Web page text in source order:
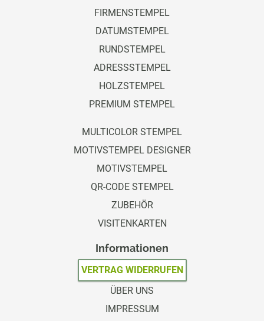
FIRMENSTEMPEL
DATUMSTEMPEL
RUNDSTEMPEL
ADRESSSTEMPEL
HOLZSTEMPEL
PREMIUM STEMPEL
MULTICOLOR STEMPEL
MOTIVSTEMPEL DESIGNER
MOTIVSTEMPEL
QR-CODE STEMPEL
ZUBEHÖR
VISITENKARTEN
Informationen
VERTRAG WIDERRUFEN
ÜBER UNS
IMPRESSUM